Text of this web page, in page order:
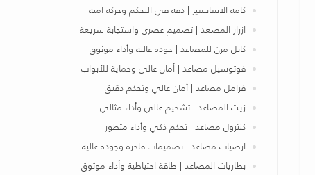
كامة الاسانسير | دقة في التحكم وحركة آمنة
ازرار المصعد | تصميم عصري واستجابة سريعة
كابل مرن للمصاعد | جودة عالية وأداء موثوق
فوتوسيل مصاعد | أمان عالي وحماية للأبواب
فرامل مصاعد | أمان عالي وتحكم دقيق
زيت المصاعد | تشحيم عالي وأداء مثالي
كنترول مصاعد | تحكم ذكي وأداء متطور
ارضيات مصاعد | تصميمات فاخرة وجودة عالية
بطاريات المصاعد | طاقة احتياطية وأداء موثوق